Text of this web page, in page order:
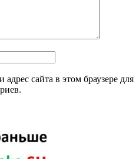
сайта в этом браузере для